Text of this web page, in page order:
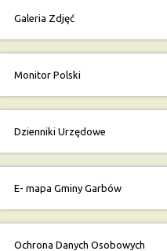
Galeria Zdjęć
Monitor Polski
Dzienniki Urzędowe
E- mapa Gminy Garbów
Ochrona Danych Osobowych